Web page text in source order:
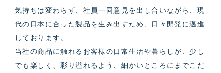
気持ちは変わらず、社員⼀同意⾒を出し合いながら、現
代の⽇本に合った製品を⽣み出すため、⽇々開発に邁進
しております。
当社の商品に触れるお客様の⽇常⽣活や暮らしが、少し
でも楽しく、彩り溢れるよう、細かいところにまでこだ